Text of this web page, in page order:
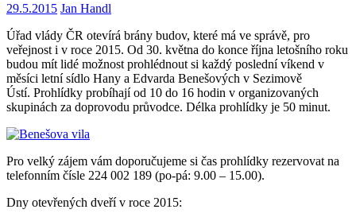
29.5.2015 Jan Handl
Úřad vlády ČR otevírá brány budov, které má ve správě, pro
veřejnost i v roce 2015. Od 30. května do konce října letošního roku
budou mít lidé možnost prohlédnout si každý poslední víkend v
měsíci letní sídlo Hany a Edvarda Benešových v Sezimově
Ústí. Prohlídky probíhají od 10 do 16 hodin v organizovaných
skupinách za doprovodu průvodce. Délka prohlídky je 50 minut.
Pro velký zájem vám doporučujeme si čas prohlídky rezervovat na
telefonním čísle 224 002 189 (po-pá: 9.00 – 15.00).
Dny otevřených dveří v roce 2015: